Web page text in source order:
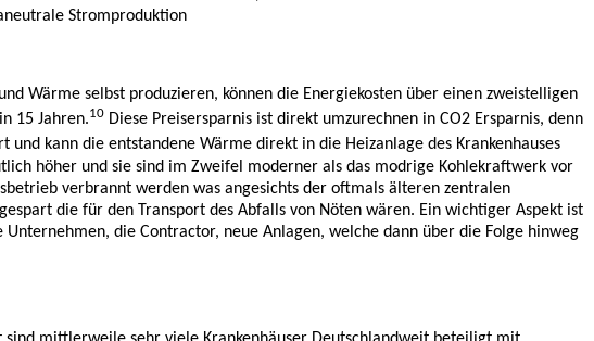
Stromproduktion
Wärme selbst produzieren, können die Energiekosten über einen zweistelligen
15 Jahren.10 Diese Preisersparnis ist direkt umzurechnen in CO2 Ersparnis, denn
kann die entstandene Wärme direkt in die Heizanlage des Krankenhauses
höher und sie sind im Zweifel moderner als das modrige Kohlekraftwerk vor
verbrannt werden was angesichts der oftmals älteren zentralen
die für den Transport des Abfalls von Nöten wären. Ein wichtiger Aspekt ist
die Contractor, neue Anlagen, welche dann über die Folge hinweg